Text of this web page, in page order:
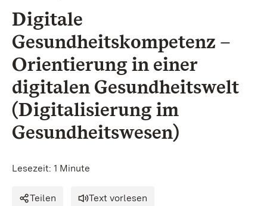
Digitale
Gesundheitskompetenz –
Orientierung in einer
digitalen Gesundheitswelt
(Digitalisierung im
Gesundheitswesen)
Lesezeit: 1 Minute
Teilen Text vorlesen